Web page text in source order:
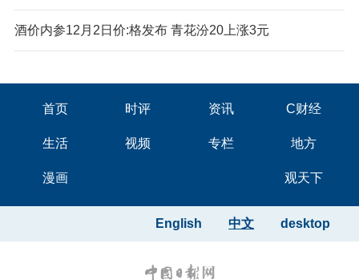
酒价内参12月2日价:格发布 青花汾20上涨3元
首页 时评 资讯 C财经
生活 视频 专栏 地方
漫画 观天下
desktop
中文
English